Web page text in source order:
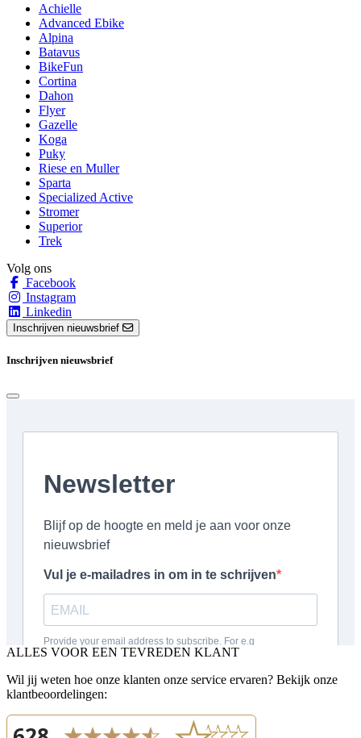
Achielle
Advanced Ebike
Alpina
Batavus
BikeFun
Cortina
Dahon
Flyer
Gazelle
Koga
Puky
Riese en Muller
Sparta
Specialized Active
Stromer
Superior
Trek
Volg ons
Facebook
Instagram
Linkedin
Inschrijven nieuwsbrief
Inschrijven nieuwsbrief
ALLES VOOR EEN TEVREDEN KLANT
Wil jij weten hoe onze klanten onze service ervaren? Bekijk onze
klantbeoordelingen: